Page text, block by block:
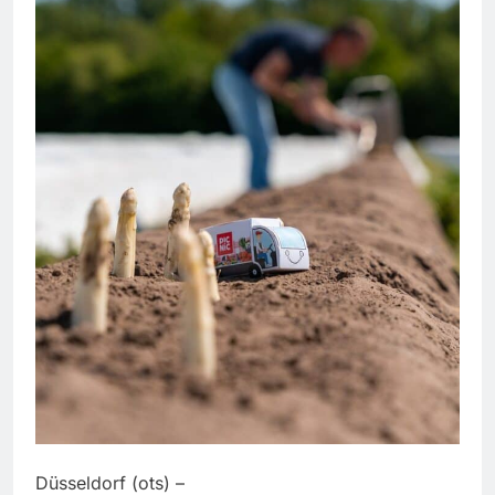
Düsseldorf (ots) –